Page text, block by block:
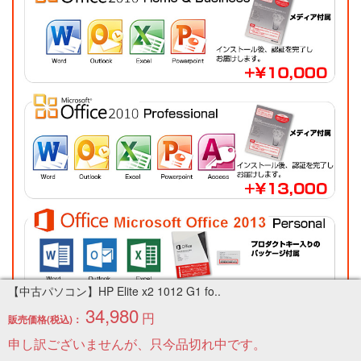
【中古パソコン】HP Elite x2 1012 G1 fo..
販売価格(税込)： 34,980 円
申し訳ございませんが、只今品切れ中です。